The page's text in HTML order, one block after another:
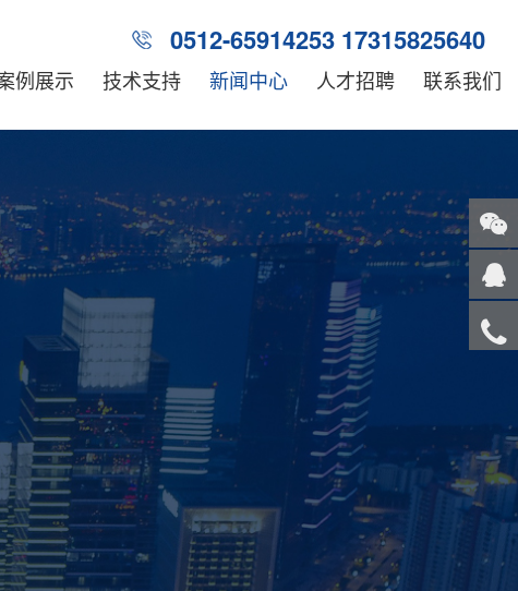
0512-65914253 17315825640
例展示 技术支持 新闻中心 人才招聘 联系我们
关注
微信
客服
顶部